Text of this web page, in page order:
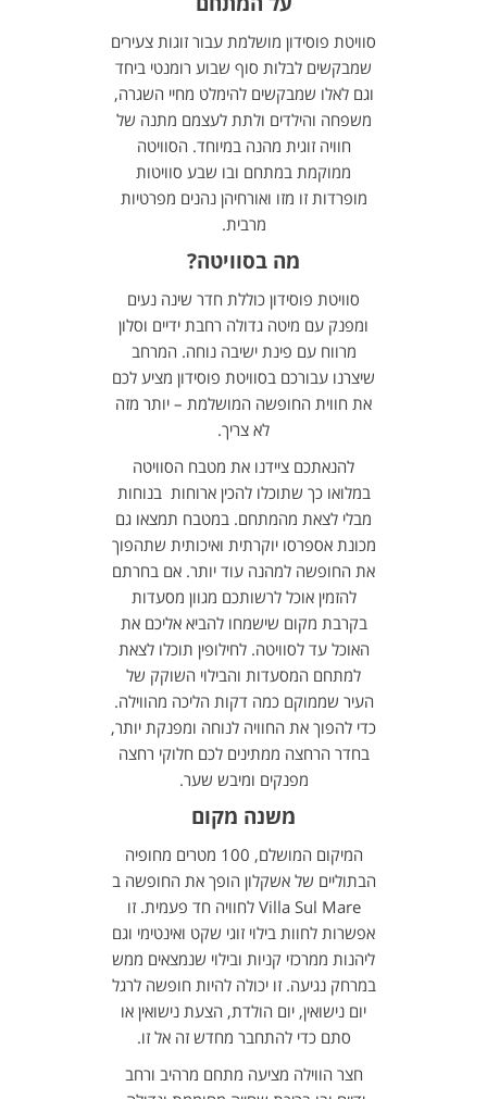
סוויטת פוסידון מושלמת עבור זוגות צעירים
שמבקשים לבלות סוף שבוע רומנטי ביחד
וגם לאלו שמבקשים להימלט מחיי השגרה,
משפחה והילדים ולתת לעצמם מתנה של
חוויה זוגית מהנה במיוחד. הסוויטה
ממוקמת במתחם ובו שבע סוויטות
מופרדות זו מזו ואורחיהן נהנים מפרטיות
מרבית.
מה בסוויטה?
סוויטת פוסידון כוללת חדר שינה נעים
ומפנק עם מיטה גדולה רחבת ידיים וסלון
מרווח עם פינת ישיבה נוחה. המרחב
שיצרנו עבורכם בסוויטת פוסידון מציע לכם
את חווית החופשה המושלמת – יותר מזה
לא צריך.
להנאתכם ציידנו את מטבח הסוויטה
במלואו כך שתוכלו להכין ארוחות בנוחות
מבלי לצאת מהמתחם. במטבח תמצאו גם
מכונת אספרסו יוקרתית ואיכותית שתהפוך
את החופשה למהנה עוד יותר. אם בחרתם
להזמין אוכל לרשותכם מגוון מסעדות
בקרבת מקום שישמחו להביא אליכם את
האוכל עד לסוויטה. לחילופין תוכלו לצאת
למתחם המסעדות והבילוי השוקק של
העיר שממוקם כמה דקות הליכה מהווילה.
כדי להפוך את החוויה לנוחה ומפנקת יותר,
בחדר הרחצה ממתינים לכם חלוקי רחצה
מפנקים ומיבש שער.
משנה מקום
המיקום המושלם, 100 מטרים מחופיה
הבתוליים של אשקלון הופך את החופשה ב
Villa Sul Mare לחוויה חד פעמית. זו
אפשרות לחוות בילוי זוגי שקט ואינטימי וגם
ליהנות ממרכזי קניות ובילוי שנמצאים ממש
במרחק נגיעה. זו יכולה להיות חופשה לרגל
יום נישואין, יום הולדת, הצעת נישואין או
סתם כדי להתחבר מחדש זה אל זו.
חצר הווילה מציעה מתחם מרהיב ורחב